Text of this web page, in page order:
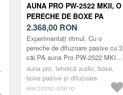
AUNA PRO PW-2522 MKII, O
PERECHE DE BOXE PA
PASIVE, SUBWOOFER DE
15", 750 W RMS
2.368,00 RON
Experimentați ritmul. Cu o
pereche de difuzoare pasive cu 3
căi PA auna Pro PW-2522 MKII,
sunetul este pe partea ta.Ambele
difuzoare fullrange PA a...
auna pro, tehnică audio, boxe,
boxe pasive și difuzoare
electronic-star.ro